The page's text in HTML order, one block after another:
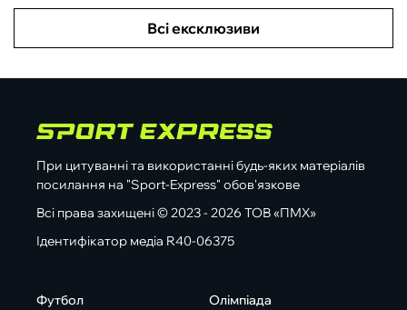
Всі ексклюзиви
При цитуванні та використанні будь-яких матеріалів
посилання на "Sport-Express" обов'язкове
Всі права захищені © 2023 - 2026 ТОВ «ПМХ»
Ідентифікатор медіа R40-06375
Футбол
Олімпіада